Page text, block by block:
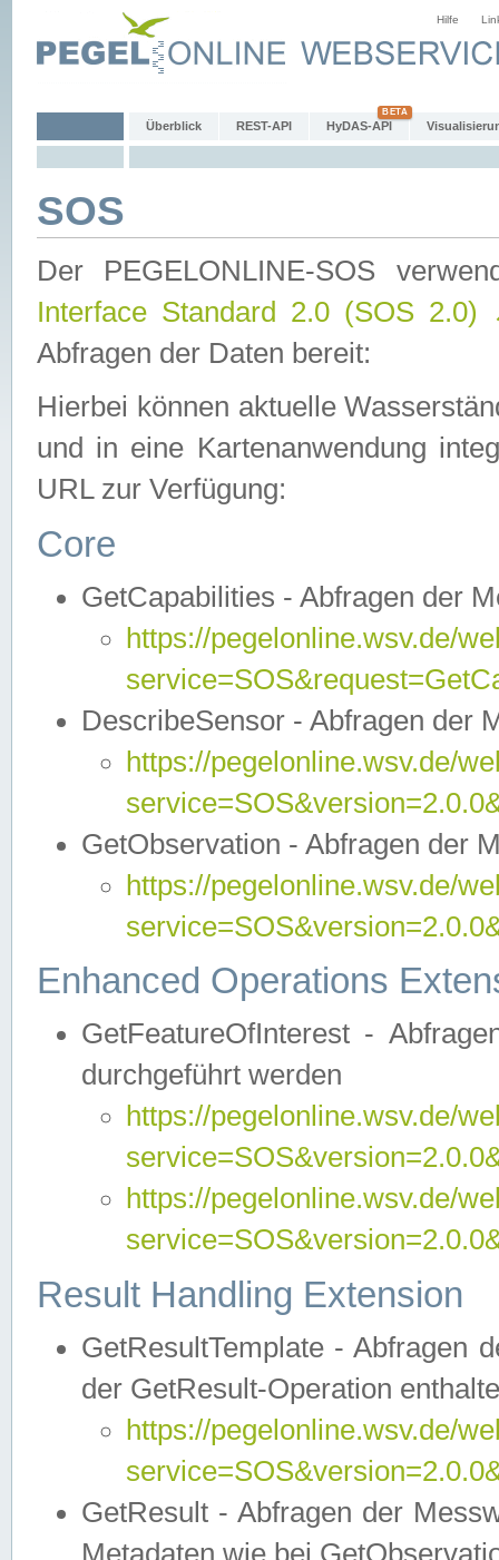
Hilfe
Überblick REST-API HyDAS-API
SOS
Der PEGELONLINE-SOS
Interface Standard 2.0 (SOS 2.0)
Abfragen der Daten bereit:
Hierbei können aktuelle
und in eine Kartenanwendung
URL zur Verfügung:
Core
GetCapabilities - Abfragen der
https://pegelonline.wsv.de/
DescribeSensor - Abfragen der
https://pegelonline.wsv.de/
GetObservation - Abfragen der
https://pegelonline.wsv.de/
Enhanced Operations
GetFeatureOfInterest -
durchgeführt werden
https://pegelonline.wsv.de/
https://pegelonline.wsv.de/
Result Handling Extension
GetResultTemplate - Abfragen
der GetResult-Operation
https://pegelonline.wsv.de/
GetResult - Abfragen der
Metadaten wie bei